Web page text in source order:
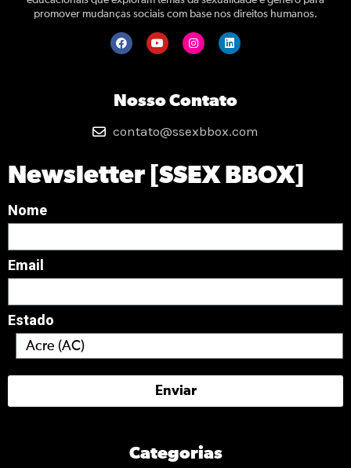
promover mudanças sociais com base nos direitos humanos.
Nosso Contato
contato@ssexbbox.com
Newsletter [SSEX BBOX]
Nome
Email
Estado
Enviar
Categorias